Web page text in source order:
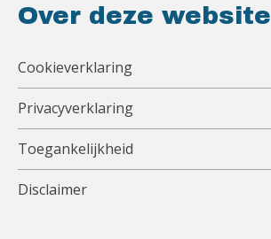
Over deze website
Cookieverklaring
Privacyverklaring
Toegankelijkheid
Disclaimer